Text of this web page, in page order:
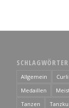
SCHLAGWÖRTER
Allgemein
Medaillen
Tanzen